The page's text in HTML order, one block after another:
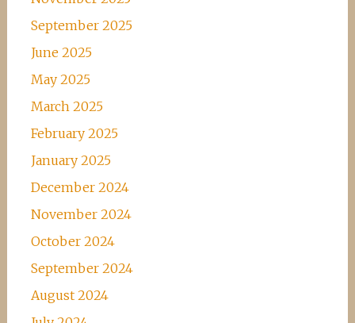
September 2025
June 2025
May 2025
March 2025
February 2025
January 2025
December 2024
November 2024
October 2024
September 2024
August 2024